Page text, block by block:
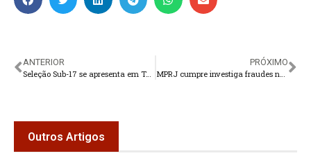
ANTERIOR
Seleção Sub-17 se apresenta em Teresópolis no dia 16
PRÓXIMO
MPRJ cumpre investiga fraudes na Secretaria de Turismo de Nova Friburgo
Outros Artigos